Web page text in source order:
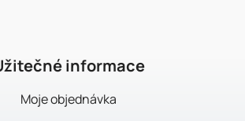
informace
Moje objednávka